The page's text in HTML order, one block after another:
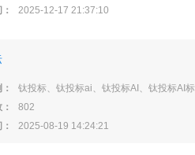
2025-12-17 21:37:10
钛投标、钛投标ai、钛投标AI、钛投标AI
802
2025-08-19 14:24:21